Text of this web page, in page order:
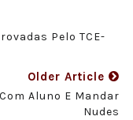
Pelo TCE-
Older Article
Aluno E Mandar
Nudes